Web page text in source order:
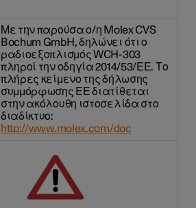
Με την παρούσα ο/η Molex CVS
Bochum GmbH, δηλώνει ότι ο
ραδιοεξοπλισμός WCH-303
πληροί την οδηγία 2014/53/ΕΕ. Το
πλήρες κείμενο της δήλωσης
συμμόρφωσης ΕΕ διατίθεται
στην ακόλουθη ιστοσελίδα στο
διαδίκτυο:
http://www.molex.com/doc